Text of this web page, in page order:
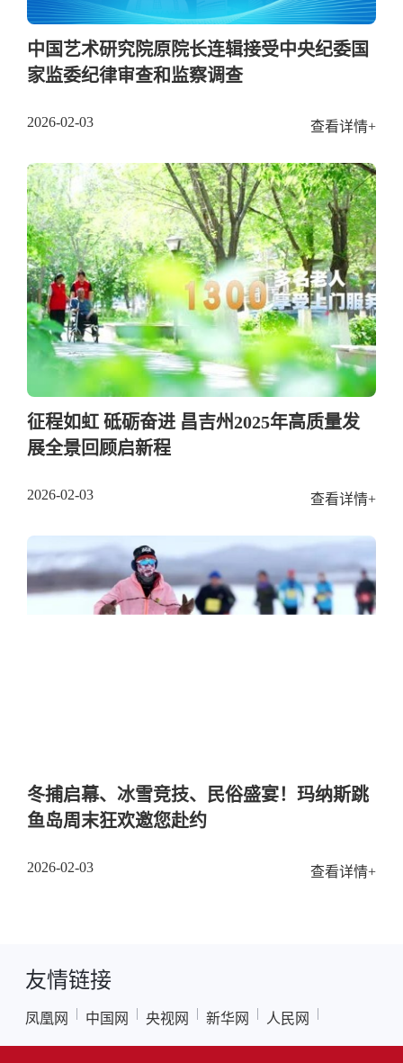
中国艺术研究院原院长连辑接受中央纪委国
家监委纪律审查和监察调查
2026-02-03 查看详情+
征程如虹 砥砺奋进 昌吉州2025年高质量发
展全景回顾启新程
2026-02-03 查看详情+
冬捕启幕、冰雪竞技、民俗盛宴！玛纳斯跳
鱼岛周末狂欢邀您赴约
2026-02-03 查看详情+
友情链接
凤凰网 中国网 央视网 新华网 人民网